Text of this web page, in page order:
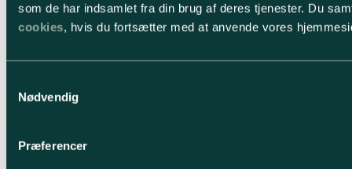
som de har indsamlet fra din brug af deres tjenester. Du
cookies, hvis du fortsætter med at anvende vores
Nødvendig
Præferencer
Skal der lidt mere til?